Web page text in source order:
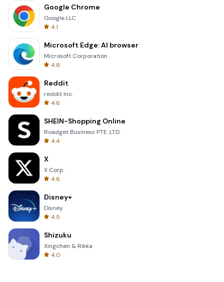
Google Chrome
Google LLC
4.1
Microsoft Edge: AI browser
Microsoft Corporation
4.8
Reddit
reddit Inc.
4.6
SHEIN-Shopping Online
Roadget Business PTE. LTD.
4.4
X
X Corp.
4.6
Disney+
Disney
4.5
Shizuku
Xingchen & Rikka
4.0